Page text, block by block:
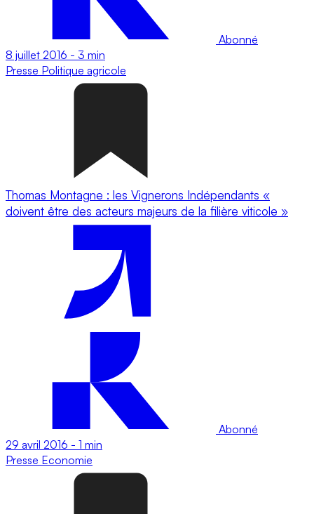
Abonné
8 juillet 2016 - 3 min
Presse Politique agricole
Thomas Montagne : les Vignerons Indépendants «
doivent être des acteurs majeurs de la filière viticole »
Abonné
29 avril 2016 - 1 min
Presse Economie